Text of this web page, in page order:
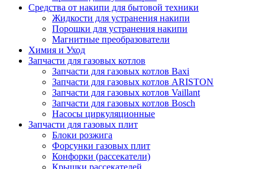
Средства от накипи для бытовой техники
Жидкости для устранения накипи
Порошки для устранения накипи
Магнитные преобразователи
Химия и Уход
Запчасти для газовых котлов
Запчасти для газовых котлов Baxi
Запчасти для газовых котлов ARISTON
Запчасти для газовых котлов Vaillant
Запчасти для газовых котлов Bosch
Насосы циркуляционные
Запчасти для газовых плит
Блоки розжига
Форсунки газовых плит
Конфорки (рассекатели)